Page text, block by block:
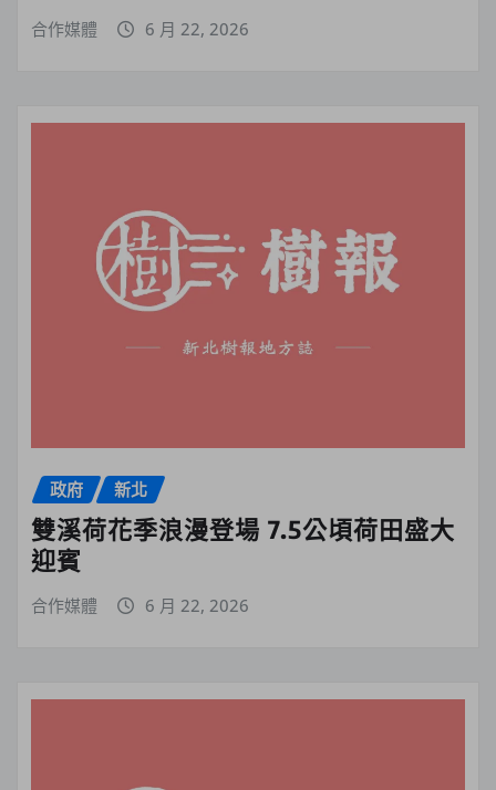
合作媒體 6 月 22, 2026
政府 新北
雙溪荷花季浪漫登場 7.5公頃荷田盛大
迎賓
合作媒體 6 月 22, 2026